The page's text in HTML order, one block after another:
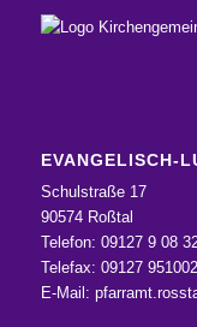
EVANGELISCH-
Schulstraße 17
90574 Roßtal
Telefon: 09127 9 08
Telefax: 09127 951002
E-Mail: